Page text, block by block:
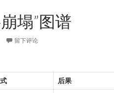
塌”图谱
留下评论
后果